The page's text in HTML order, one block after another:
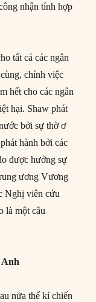
nhận tính hợp
tất cả các ngân
chính việc
hết cho các ngân
hại. Shaw phát
bởi sự thờ ơ
hành bởi các
được hưởng sự
ương Vương
Nghị viên cứu
là một câu
nửa thế kỉ chiến